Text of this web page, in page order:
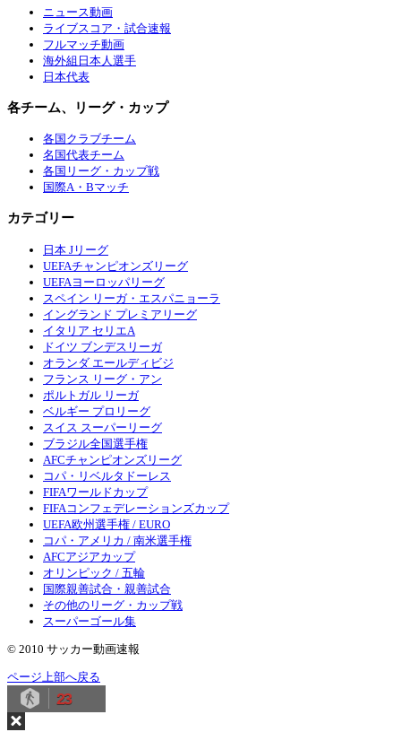
ニュース動画
ライブスコア・試合速報
フルマッチ動画
海外組日本人選手
日本代表
各チーム、リーグ・カップ
各国クラブチーム
名国代表チーム
各国リーグ・カップ戦
国際A・Bマッチ
カテゴリー
日本 Jリーグ
UEFAチャンピオンズリーグ
UEFAヨーロッパリーグ
スペイン リーガ・エスパニョーラ
イングランド プレミアリーグ
イタリア セリエA
ドイツ ブンデスリーガ
オランダ エールディビジ
フランス リーグ・アン
ポルトガル リーガ
ベルギー プロリーグ
スイス スーパーリーグ
ブラジル全国選手権
AFCチャンピオンズリーグ
コパ・リベルタドーレス
FIFAワールドカップ
FIFAコンフェデレーションズカップ
UEFA欧州選手権 / EURO
コパ・アメリカ / 南米選手権
AFCアジアカップ
オリンピック / 五輪
国際親善試合・親善試合
その他のリーグ・カップ戦
スーパーゴール集
© 2010 サッカー動画速報
ページ上部へ戻る
23